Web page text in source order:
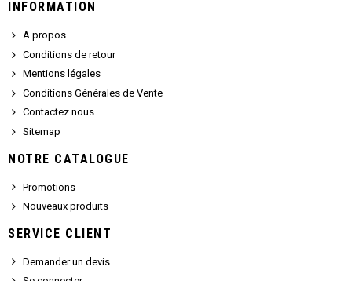
INFORMATION
A propos
Conditions de retour
Mentions légales
Conditions Générales de Vente
Contactez nous
Sitemap
NOTRE CATALOGUE
Promotions
Nouveaux produits
SERVICE CLIENT
Demander un devis